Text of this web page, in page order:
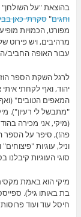
בהוצאת "על
וחגים" סקרתי כאן
מפורט, הכמויות
מרהיבים, ויש
עבור האופה החביב/
לרגל השקת הספר
יהוד, ואף לקחתי
המאפים הטובים"
"מתבשל לי רעיון").
(מיקי, אני מכירה
וניל, עוגיות
סוגי העוגיות קיבלנו
מיקי הוא באמת
בת באותו גיל).
חיסל עוד ועוד